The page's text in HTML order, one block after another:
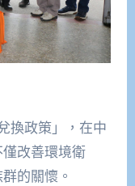
改善環境衛
的關懷。